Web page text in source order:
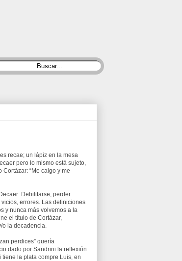
recae; un lápiz en la mesa
pero lo mismo está sujeto,
“Me caigo y me
Debilitarse, perder
errores. Las definiciones
y nunca más volvemos a la
el título de Cortázar,
o la decadencia.
perdices” quería
dado por Sandrini la reflexión
la plata compre Luis, en